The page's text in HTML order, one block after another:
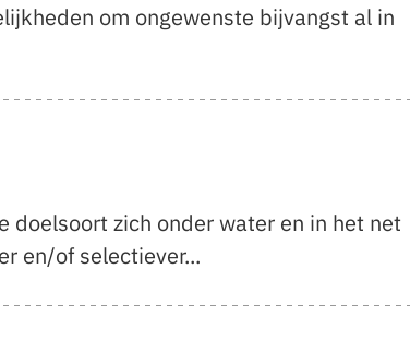
om ongewenste bijvangst al in
doelsoort zich onder water en in het net
en/of selectiever...